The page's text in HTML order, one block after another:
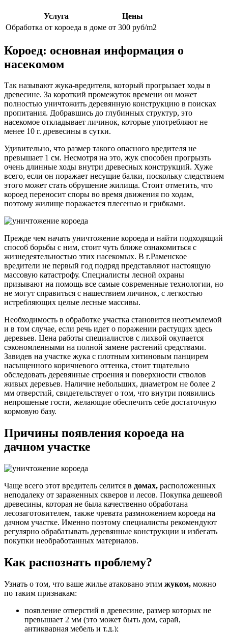
Услуга
Цены
Обработка от короеда в доме от 300 руб/m2
Короед: основная информация о
насекомом
Так называют жука-вредителя, который прогрызает ходы в
древесине. За короткий промежуток времени он может
полностью уничтожить деревянную конструкцию в поисках
пропитания. Добравшись до глубинных структур, это
насекомое откладывает личинок, которые употребляют не
менее 10 г. древесины в сутки.
Удивительно, что размер такого опасного вредителя не
превышает 1 см. Несмотря на это, жук способен прогрызть
очень длинные ходы внутри древесных конструкций. Хуже
всего, если он поражает несущие балки, поскольку следствием
этого может стать обрушение жилища. Стоит отметить, что
короед переносит споры во время движения по ходам,
поэтому жилище поражается плесенью и грибками.
Прежде чем начать уничтожение короеда и найти подходящий
способ борьбы с ним, стоит чуть ближе ознакомиться с
жизнедеятельностью этих насекомых. В г.Раменское
вредители не первый год подряд представляют настоящую
массовую катастрофу. Специалисты лесной охраны
призывают на помощь все самые современные технологии, но
не могут справиться с нашествием личинок, с легкостью
истребляющих целые лесные массивы.
Необходимость в обработке участка становится неотъемлемой
и в том случае, если речь идет о поражении растущих здесь
деревьев. Цена работы специалистов с лихвой окупается
сэкономленными на полной замене растений средствами.
Завидев на участке жука с плотным хитиновым панцирем
насыщенного коричневого оттенка, стоит тщательно
обследовать деревянные строения и поверхности стволов
живых деревьев. Наличие небольших, диаметром не более 2
мм отверстий, свидетельствует о том, что внутри появились
непрошеные гости, желающие обеспечить себе достаточную
кормовую базу.
Причины появления короеда на
дачном участке
Чаще всего этот вредитель селится в домах, расположенных
неподалеку от зараженных скверов и лесов. Покупка дешевой
древесины, которая не была качественно обработана
лесозаготовителем, также чревата размножением короеда на
дачном участке. Именно поэтому специалисты рекомендуют
регулярно обрабатывать деревянные конструкции и избегать
покупки необработанных материалов.
Как распознать проблему?
Узнать о том, что ваше жилье атаковано этим жуком, можно
по таким признакам:
появление отверстий в древесине, размер которых не
превышает 2 мм (это может быть дом, сарай,
антикварная мебель и т.д.);